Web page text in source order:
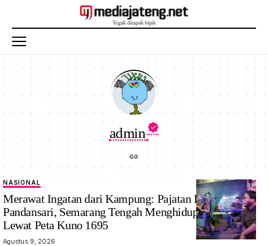
admin
NASIONAL
Merawat Ingatan dari Kampung: Pajatan Budaya
Pandansari, Semarang Tengah Menghidupkan Sejarah
Lewat Peta Kuno 1695
Agustus 9, 2026